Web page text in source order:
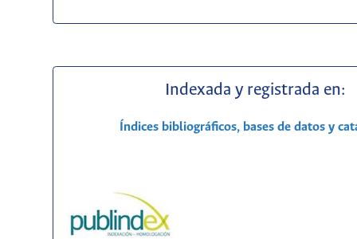
Indexada y registrada en:
Índices bibliográficos, bases de datos y